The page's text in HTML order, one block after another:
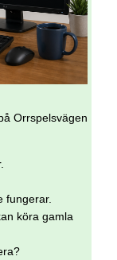
Orrspelsvägen
fungerar.
köra gamla